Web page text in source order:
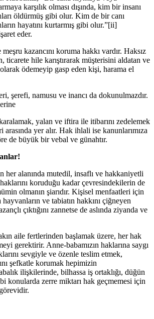
karşılık olması dışında, kim bir insanı
öldürmüş gibi olur. Kim de bir canı
hayatını kurtarmış gibi olur.”[ii]
eder.
meşru kazancını koruma hakkı vardır. Haksız
ticarete hile karıştırarak müşterisini aldatan ve
ödemeyip gasp eden kişi, harama el
şerefi, namusu ve inancı da dokunulmazdır.
yalan ve iftira ile itibarını zedelemek
yer alır. Hak ihlali ise kanunlarımıza
de büyük bir vebal ve günahtır.
her alanında mutedil, insaflı ve hakkaniyetli
koruduğu kadar çevresindekilerin de
olmanın şiarıdır. Kişisel menfaatleri için
ve tabiatın hakkını çiğneyen
çıktığını zannetse de aslında ziyanda ve
aile fertlerinden başlamak üzere, her hak
gerektirir. Anne-babamızın haklarına saygı
sevgiyle ve özenle teslim etmek,
şefkatle korumak hepimizin
ilişkilerinde, bilhassa iş ortaklığı, düğün
konularda zerre miktarı hak geçmemesi için